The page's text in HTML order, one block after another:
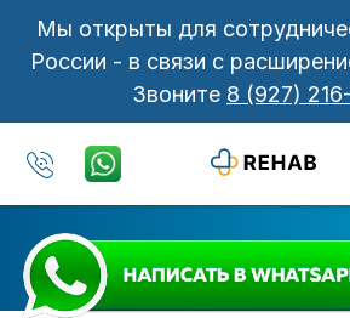
Мы открыты для
России - в связи с
Звоните 8 (927)